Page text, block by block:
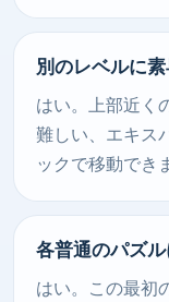
別のレベルに
はい。上部近く
難しい、エキス
ックで移動でき
各普通のパズ
はい。この最初